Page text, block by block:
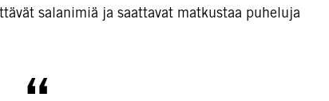
salanimiä ja saattavat matkustaa puheluja